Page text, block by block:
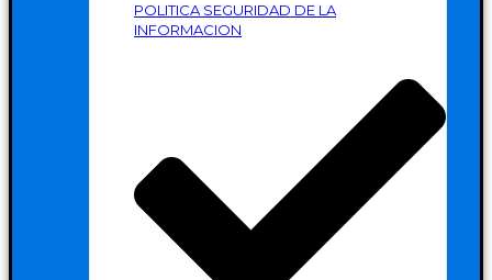
POLITICA SEGURIDAD DE LA
INFORMACION